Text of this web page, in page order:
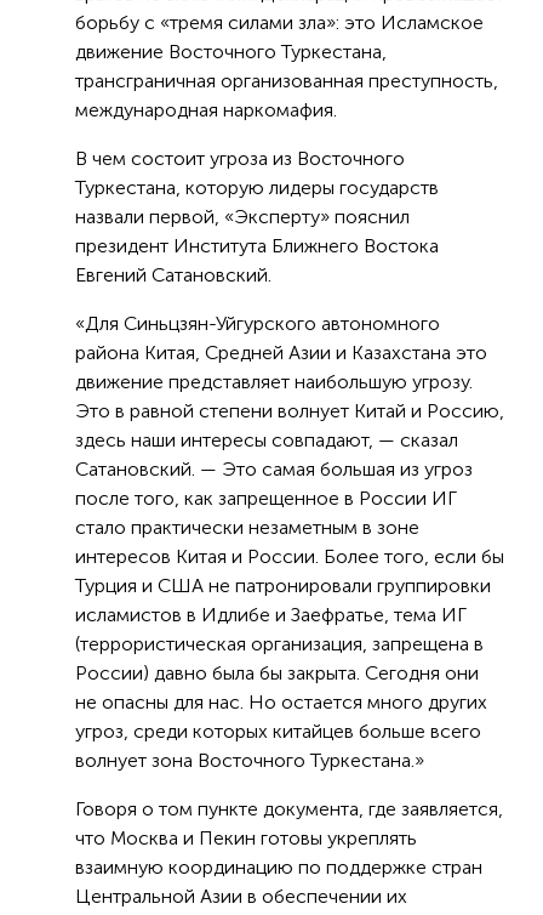
борьбу с «тремя силами зла»: это Исламское
движение Восточного Туркестана,
трансграничная организованная преступность,
международная наркомафия.
В чем состоит угроза из Восточного
Туркестана, которую лидеры государств
назвали первой, «Эксперту» пояснил
президент Института Ближнего Востока
Евгений Сатановский.
«Для Синьцзян-Уйгурского автономного
района Китая, Средней Азии и Казахстана это
движение представляет наибольшую угрозу.
Это в равной степени волнует Китай и Россию,
здесь наши интересы совпадают, — сказал
Сатановский. — Это самая большая из угроз
после того, как запрещенное в России ИГ
стало практически незаметным в зоне
интересов Китая и России. Более того, если бы
Турция и США не патронировали группировки
исламистов в Идлибе и Заефратье, тема ИГ
(террористическая организация, запрещена в
России) давно была бы закрыта. Сегодня они
не опасны для нас. Но остается много других
угроз, среди которых китайцев больше всего
волнует зона Восточного Туркестана.»
Говоря о том пункте документа, где заявляется,
что Москва и Пекин готовы укреплять
взаимную координацию по поддержке стран
Центральной Азии в обеспечении их